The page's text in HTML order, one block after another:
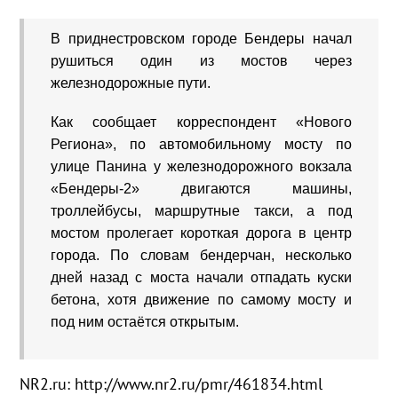
В приднестровском городе Бендеры начал
рушиться один из мостов через
железнодорожные пути.
Как сообщает корреспондент «Нового
Региона», по автомобильному мосту по
улице Панина у железнодорожного вокзала
«Бендеры-2» двигаются машины,
троллейбусы, маршрутные такси, а под
мостом пролегает короткая дорога в центр
города. По словам бендерчан, несколько
дней назад с моста начали отпадать куски
бетона, хотя движение по самому мосту и
под ним остаётся открытым.
NR2.ru: http://www.nr2.ru/pmr/461834.html